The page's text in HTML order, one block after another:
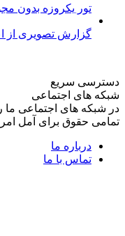
تور یکروزه بدون
گزارش تصویری از
دسترسی سریع
شبکه های اجتماعی
در شبکه های اجتماعی ما
تمامی حقوق برای آمل
درباره ما
تماس با ما